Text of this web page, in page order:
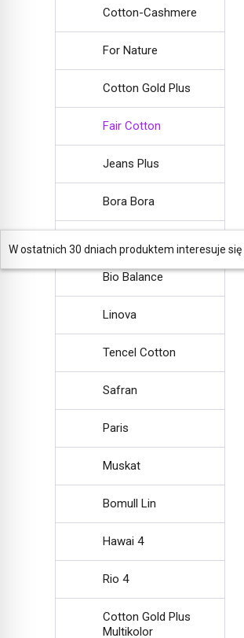
W ostatnich 30 dniach produktem interesuje się
Cotton-Cashmere
For Nature
Cotton Gold Plus
Fair Cotton
Jeans Plus
Bora Bora
Bio Balance
Linova
Tencel Cotton
Safran
Paris
Muskat
Bomull Lin
Hawai 4
Rio 4
Cotton Gold Plus
Multikolor